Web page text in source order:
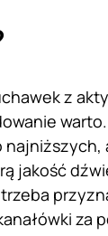
z
jakość
za